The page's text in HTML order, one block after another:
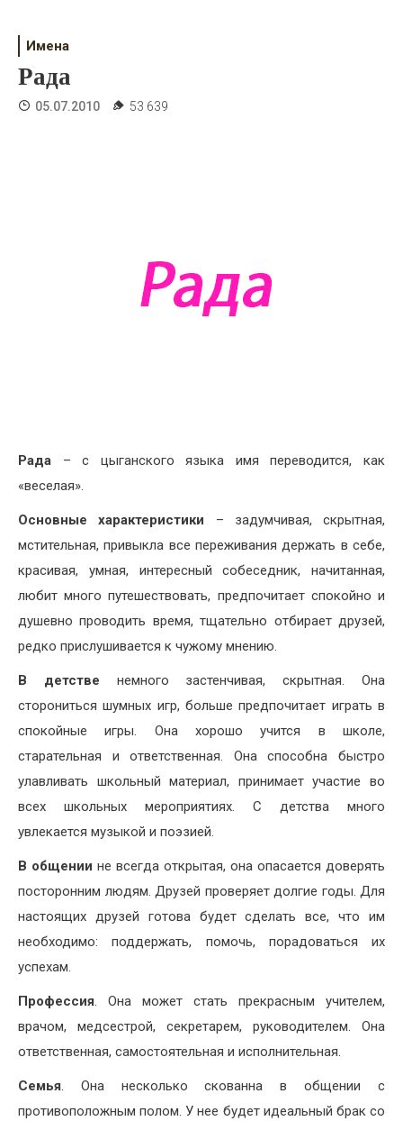
Дети
Свадьба
Имена
Рада
05.07.2010 53 639
Рада – с цыганского языка имя переводится, как
«веселая».
Основные характеристики – задумчивая, скрытная,
мстительная, привыкла все переживания держать в себе,
красивая, умная, интересный собеседник, начитанная,
любит много путешествовать, предпочитает спокойно и
душевно проводить время, тщательно отбирает друзей,
редко прислушивается к чужому мнению.
В детстве немного застенчивая, скрытная. Она
сторониться шумных игр, больше предпочитает играть в
спокойные игры. Она хорошо учится в школе,
старательная и ответственная. Она способна быстро
улавливать школьный материал, принимает участие во
всех школьных мероприятиях. С детства много
увлекается музыкой и поэзией.
В общении не всегда открытая, она опасается доверять
посторонним людям. Друзей проверяет долгие годы. Для
настоящих друзей готова будет сделать все, что им
необходимо: поддержать, помочь, порадоваться их
успехам.
Профессия. Она может стать прекрасным учителем,
врачом, медсестрой, секретарем, руководителем. Она
ответственная, самостоятельная и исполнительная.
Семья. Она несколько скованна в общении с
противоположным полом. У нее будет идеальный брак со